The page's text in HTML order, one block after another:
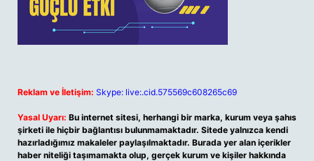
Reklam ve İletişim: Skype: live:.cid.575569c608265c69
Yasal Uyarı: Bu internet sitesi, herhangi bir marka, kurum veya şahıs
şirketi ile hiçbir bağlantısı bulunmamaktadır. Sitede yalnızca kendi
hazırladığımız makaleler paylaşılmaktadır. Burada yer alan içerikler
haber niteliği taşımamakta olup, gerçek kurum ve kişiler hakkında